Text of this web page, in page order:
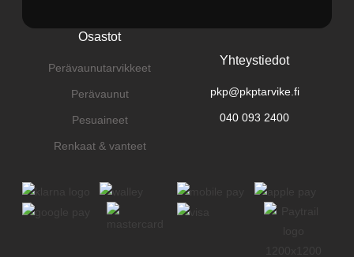
Osastot
Perävaunutarvikkeet
Perävaunut
Pesuaineet
Renkaat & vanteet
Yhteystiedot
pkp@pkptarvike.fi
040 093 2400